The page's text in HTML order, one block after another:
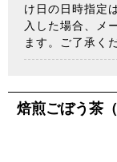
け日の日時指定
入した場合、メ
ます。ご了承く
焙煎ごぼう茶